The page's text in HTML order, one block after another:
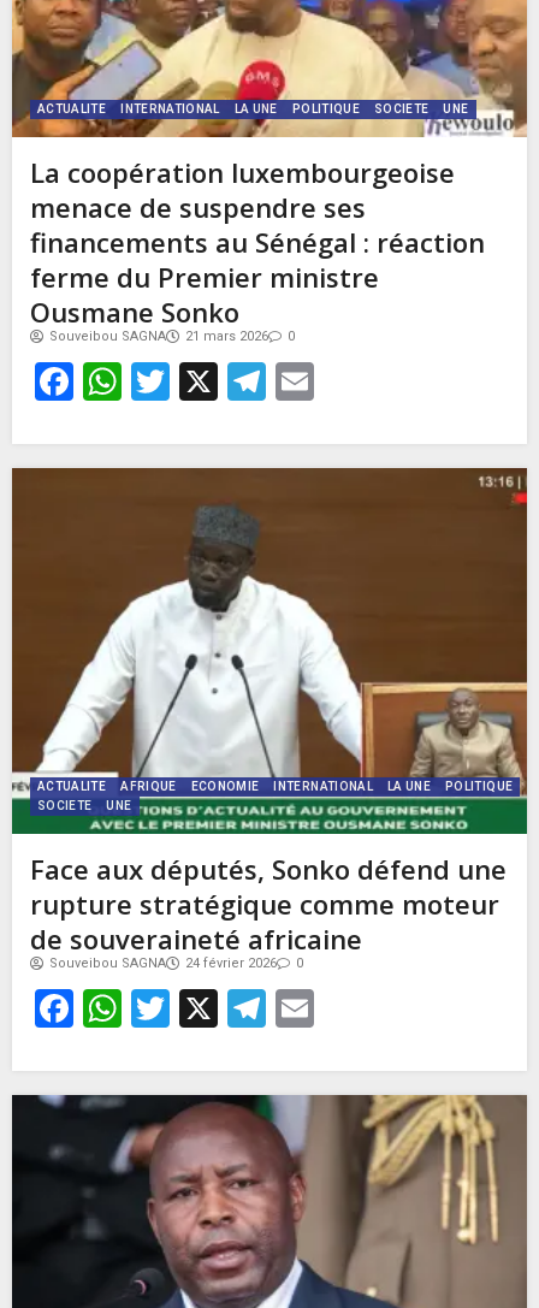
ACTUALITE INTERNATIONAL LA UNE POLITIQUE SOCIETE UNE
La coopération luxembourgeoise
menace de suspendre ses
financements au Sénégal : réaction
ferme du Premier ministre
Ousmane Sonko
Souveibou SAGNA 21 mars 2026 0
Facebook
WhatsApp
Twitter
X Telegram
ACTUALITE AFRIQUE ECONOMIE INTERNATIONAL LA UNE
POLITIQUE
SOCIETE
UNE
Face aux députés, Sonko défend une
rupture stratégique comme moteur
de souveraineté africaine
Souveibou SAGNA 24 février 2026 0
Facebook
WhatsApp
Twitter
X Telegram